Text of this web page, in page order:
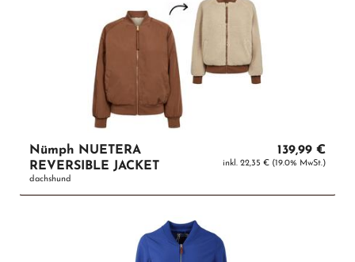
Nümph NUETERA
REVERSIBLE JACKET
dachshund
139,99 €
inkl. 22,35 € (19.0% MwSt.)